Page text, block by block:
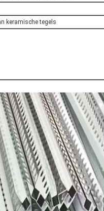
keramische tegels